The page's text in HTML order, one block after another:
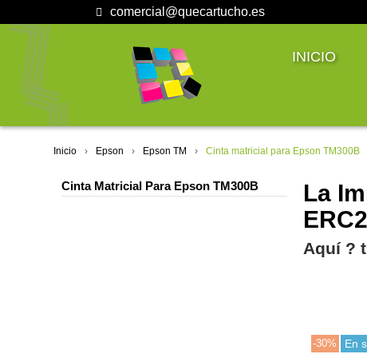
comercial@quecartucho.es
INICIO
Inicio Epson Epson TM Cinta matricial para Epson TM300B
Cinta Matricial Para Epson TM300B
La
Aquí ?
-30% En